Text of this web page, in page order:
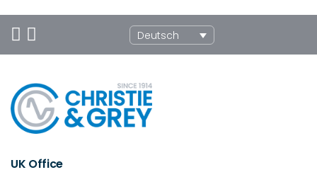
Deutsch
UK Office